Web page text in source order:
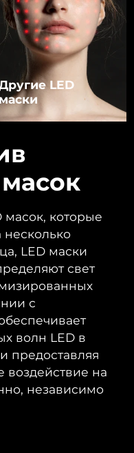
LED
масок, которые
несколько
LED маски
свет
с
волн LED в
предоставляя
воздействие на
независимо